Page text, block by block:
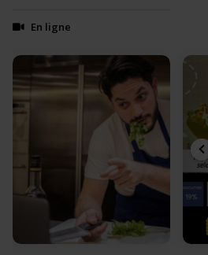
En ligne